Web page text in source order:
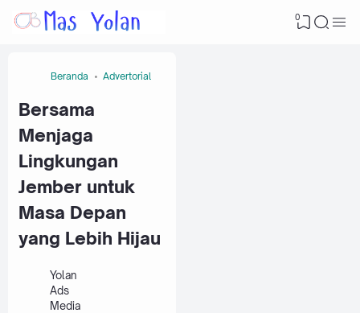
0
Beranda Advertorial
Bersama
Menjaga
Lingkungan
Jember untuk
Masa Depan
yang Lebih Hijau
Yolan
Ads
Media